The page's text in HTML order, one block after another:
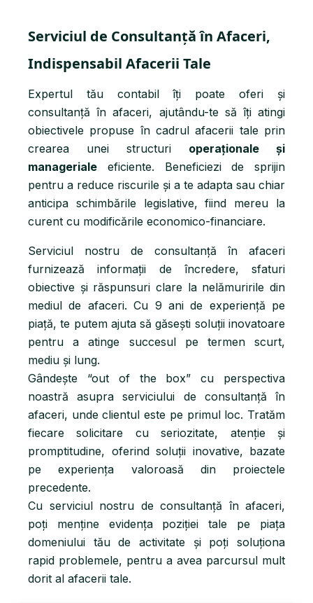
Serviciul de Consultanță în Afaceri,
Indispensabil Afacerii Tale
Expertul tău contabil îți poate oferi și
consultanță în afaceri, ajutându-te să îți atingi
obiectivele propuse în cadrul afacerii tale prin
crearea unei structuri operaționale și
manageriale eficiente. Beneficiezi de sprijin
pentru a reduce riscurile și a te adapta sau chiar
anticipa schimbările legislative, fiind mereu la
curent cu modificările economico-financiare.
Serviciul nostru de consultanță în afaceri
furnizează informații de încredere, sfaturi
obiective și răspunsuri clare la nelămuririle din
mediul de afaceri. Cu 9 ani de experiență pe
piață, te putem ajuta să găsești soluții inovatoare
pentru a atinge succesul pe termen scurt,
mediu și lung.
Gândește “out of the box” cu perspectiva
noastră asupra serviciului de consultanță în
afaceri, unde clientul este pe primul loc. Tratăm
fiecare solicitare cu seriozitate, atenție și
promptitudine, oferind soluții inovative, bazate
pe experiența valoroasă din proiectele
precedente.
Cu serviciul nostru de consultanță în afaceri,
poți menține evidența poziției tale pe piața
domeniului tău de activitate și poți soluționa
rapid problemele, pentru a avea parcursul mult
dorit al afacerii tale.